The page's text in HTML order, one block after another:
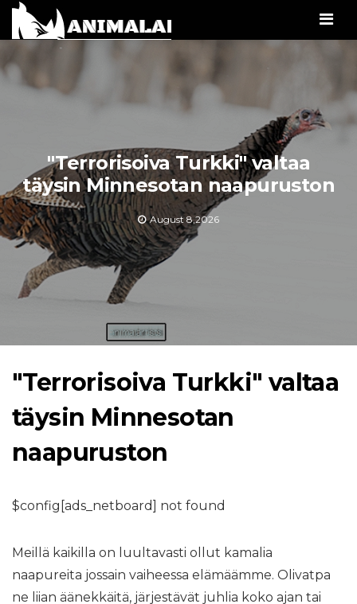
"Terrorisoiva Turkki" valtaa
täysin Minnesotan naapuruston
August 8,2026
"Terrorisoiva Turkki" valtaa
täysin Minnesotan
naapuruston
$config[ads_netboard] not found
Meillä kaikilla on luultavasti ollut kamalia
naapureita jossain vaiheessa elämäämme. Olivatpa
ne liian äänekkäitä, järjestävät juhlia koko ajan tai